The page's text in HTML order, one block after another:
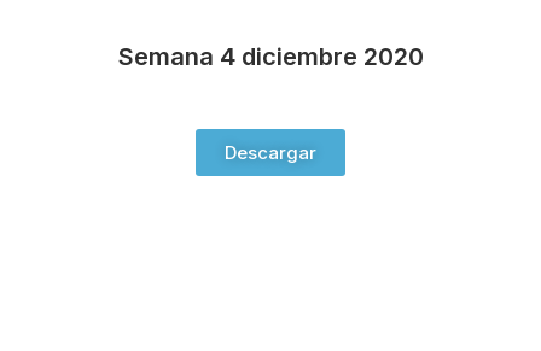
Semana 4 diciembre 2020
Descargar